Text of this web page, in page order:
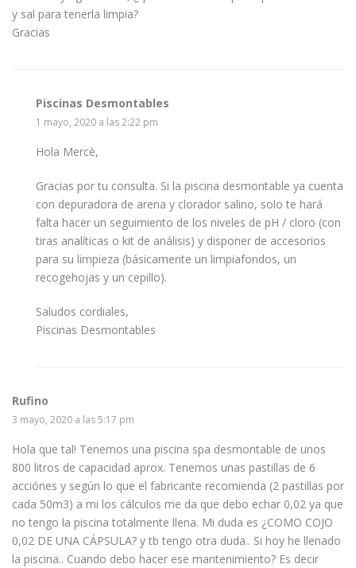
y sal para tenerla limpia?
Gracias
Piscinas Desmontables
1 mayo, 2020 a las 2:22 pm
Hola Mercè,
Gracias por tu consulta. Si la piscina desmontable ya cuenta
con depuradora de arena y clorador salino, solo te hará
falta hacer un seguimiento de los niveles de pH / cloro (con
tiras analíticas o kit de análisis) y disponer de accesorios
para su limpieza (básicamente un limpiafondos, un
recogehojas y un cepillo).
Saludos cordiales,
Piscinas Desmontables
Rufino
3 mayo, 2020 a las 5:17 pm
Hola que tal! Tenemos una piscina spa desmontable de unos
800 litros de capacidad aprox. Tenemos unas pastillas de 6
acciónes y según lo que el fabricante recomienda (2 pastillas por
cada 50m3) a mi los cálculos me da que debo echar 0,02 ya que
no tengo la piscina totalmente llena. Mi duda es ¿COMO COJO
0,02 DE UNA CÁPSULA? y tb tengo otra duda.. Si hoy he llenado
la piscina.. Cuando debo hacer ese mantenimiento? Es decir